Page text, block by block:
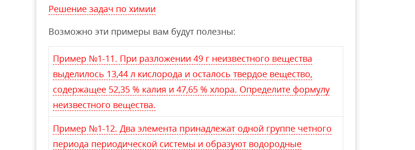
Решение задач по химии
Возможно эти примеры вам будут полезны:
Пример №1-11. При разложении 49 г неизвестного вещества
выделилось 13,44 л кислорода и осталось твердое вещество,
содержащее 52,35 % калия и 47,65 % хлора. Определите формулу
неизвестного вещества.
Пример №1-12. Два элемента принадлежат одной группе четного
периода периодической системы и образуют водородные